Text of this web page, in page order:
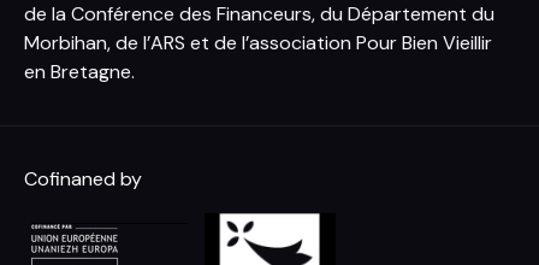
de la Conférence des Financeurs, du Département du
Morbihan, de l’ARS et de l’association Pour Bien Vieillir
en Bretagne.
Cofinaned by